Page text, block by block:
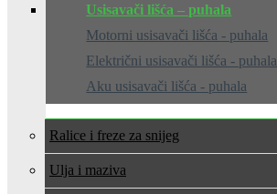
Usisavači lišća – puhala
Motorni usisavači lišća - puhala
Električni usisavači lišća - puhala
Aku usisavači lišća - puhala
Ralice i freze za snijeg
Ulja i maziva